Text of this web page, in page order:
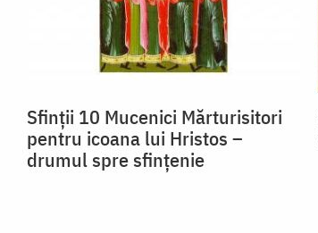
Sfinții 10 Mucenici Mărturisitori
pentru icoana lui Hristos –
drumul spre sfințenie